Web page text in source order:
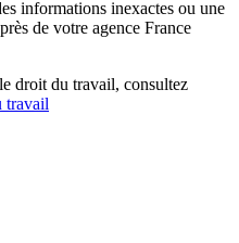
informations inexactes ou une
de votre agence France
droit du travail, consultez
travail